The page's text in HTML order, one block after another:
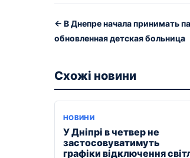
← В Днепре начала принимать
обновленная детская больница
Схожі новини
НОВИНИ
У Дніпрі в четвер не
застосовуватимуть
графіки відключення